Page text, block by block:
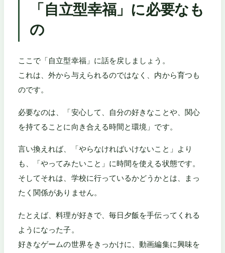
「自立型幸福」に必要なも
の
ここで「自立型幸福」に話を戻しましょう。
これは、外から与えられるのではなく、内から育つも
のです。
必要なのは、「安心して、自分の好きなことや、関心
を持てることに向き合える時間と環境」です。
言い換えれば、「やらなければいけないこと」より
も、「やってみたいこと」に時間を使える状態です。
そしてそれは、学校に行っているかどうかとは、まっ
たく関係がありません。
たとえば、料理が好きで、毎日夕飯を手伝ってくれる
ようになった子。
好きなゲームの世界をきっかけに、動画編集に興味を